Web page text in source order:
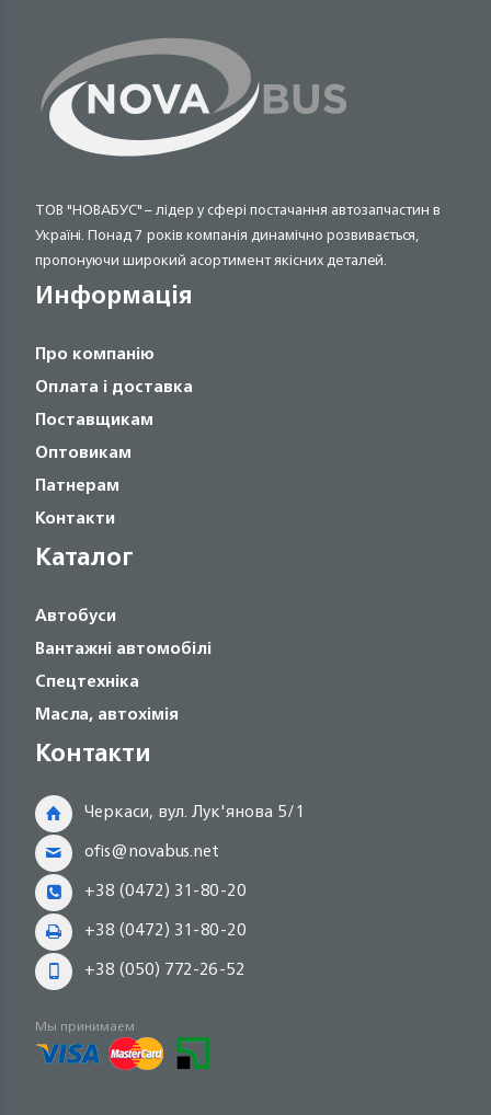
ТОВ "НОВАБУС" – лідер у сфері постачання автозапчастин в
Україні. Понад 7 років компанія динамічно розвивається,
пропонуючи широкий асортимент якісних деталей.
Информація
Про компанію
Оплата і доставка
Поставщикам
Оптовикам
Патнерам
Контакти
Каталог
Автобуси
Вантажні автомобілі
Спецтехніка
Масла, автохімія
Контакти
Черкаси, вул. Лук'янова 5/1
ofis@novabus.net
+38 (0472) 31-80-20
+38 (0472) 31-80-20
+38 (050) 772-26-52
Мы принимаем